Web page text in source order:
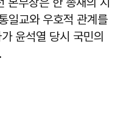
일교와 우호적 관계를
윤석열 당시 국민의